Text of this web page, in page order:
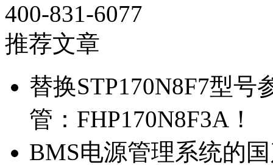
400-831-6077
推荐文章
替换STP170N8F7型
管：FHP170N8F3A！
BMS电源管理系统的